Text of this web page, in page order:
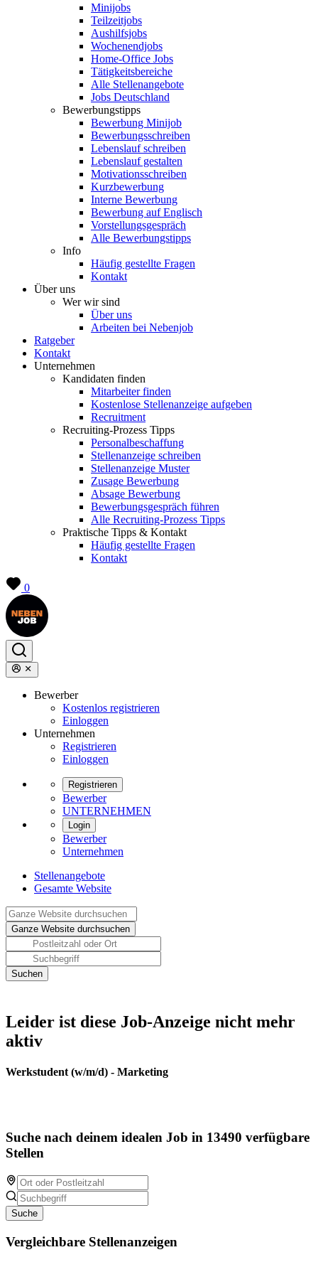
Minijobs
Teilzeitjobs
Aushilfsjobs
Wochenendjobs
Home-Office Jobs
Tätigkeitsbereiche
Alle Stellenangebote
Jobs Deutschland
Bewerbungstipps
Bewerbung Minijob
Bewerbungsschreiben
Lebenslauf schreiben
Lebenslauf gestalten
Motivationsschreiben
Kurzbewerbung
Interne Bewerbung
Bewerbung auf Englisch
Vorstellungsgespräch
Alle Bewerbungstipps
Info
Häufig gestellte Fragen
Kontakt
Über uns
Wer wir sind
Über uns
Arbeiten bei Nebenjob
Ratgeber
Kontakt
Unternehmen
Kandidaten finden
Mitarbeiter finden
Kostenlose Stellenanzeige aufgeben
Recruitment
Recruiting-Prozess Tipps
Personalbeschaffung
Stellenanzeige schreiben
Stellenanzeige Muster
Zusage Bewerbung
Absage Bewerbung
Bewerbungsgespräch führen
Alle Recruiting-Prozess Tipps
Praktische Tipps & Kontakt
Häufig gestellte Fragen
Kontakt
0
Bewerber
Kostenlos registrieren
Einloggen
Unternehmen
Registrieren
Einloggen
Registrieren
Bewerber
UNTERNEHMEN
Login
Bewerber
Unternehmen
Stellenangebote
Gesamte Website
Leider ist diese Job-Anzeige nicht mehr
aktiv
Werkstudent (w/m/d) - Marketing
Suche nach deinem idealen Job in 13490 verfügbare
Stellen
Suche
Vergleichbare Stellenanzeigen